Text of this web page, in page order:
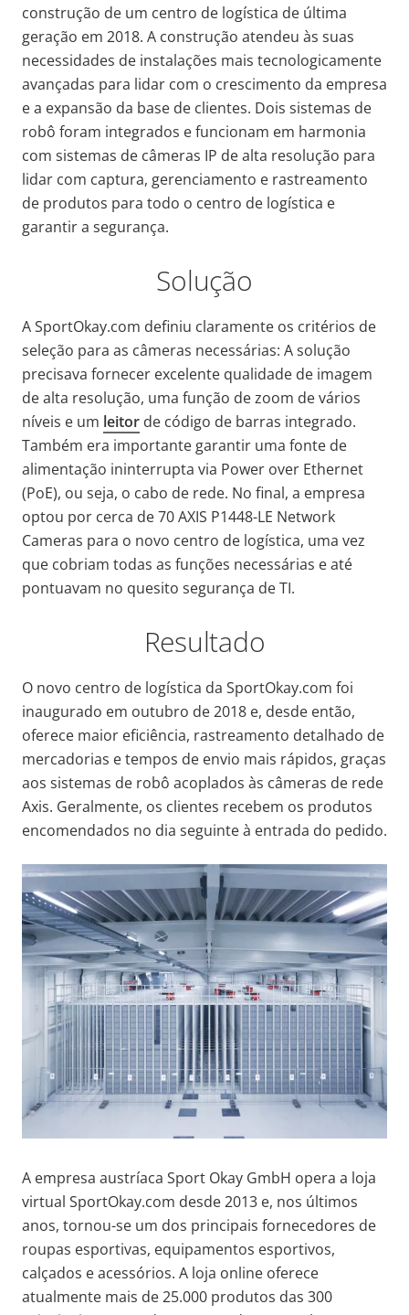
construção de um centro de logística de última
geração em 2018. A construção atendeu às suas
necessidades de instalações mais tecnologicamente
avançadas para lidar com o crescimento da empresa
e a expansão da base de clientes. Dois sistemas de
robô foram integrados e funcionam em harmonia
com sistemas de câmeras IP de alta resolução para
lidar com captura, gerenciamento e rastreamento
de produtos para todo o centro de logística e
garantir a segurança.
Solução
A SportOkay.com definiu claramente os critérios de
seleção para as câmeras necessárias: A solução
precisava fornecer excelente qualidade de imagem
de alta resolução, uma função de zoom de vários
níveis e um leitor de código de barras integrado.
Também era importante garantir uma fonte de
alimentação ininterrupta via Power over Ethernet
(PoE), ou seja, o cabo de rede. No final, a empresa
optou por cerca de 70 AXIS P1448-LE Network
Cameras para o novo centro de logística, uma vez
que cobriam todas as funções necessárias e até
pontuavam no quesito segurança de TI.
Resultado
O novo centro de logística da SportOkay.com foi
inaugurado em outubro de 2018 e, desde então,
oferece maior eficiência, rastreamento detalhado de
mercadorias e tempos de envio mais rápidos, graças
aos sistemas de robô acoplados às câmeras de rede
Axis. Geralmente, os clientes recebem os produtos
encomendados no dia seguinte à entrada do pedido.
A empresa austríaca Sport Okay GmbH opera a loja
virtual SportOkay.com desde 2013 e, nos últimos
anos, tornou-se um dos principais fornecedores de
roupas esportivas, equipamentos esportivos,
calçados e acessórios. A loja online oferece
atualmente mais de 25.000 produtos das 300